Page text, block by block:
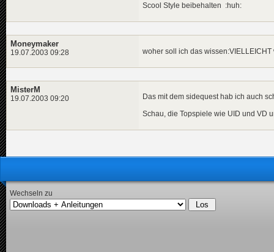
Scool Style beibehalten :huh:
Moneymaker
19.07.2003 09:28 woher soll ich das wissen:VIELLEICHT
MisterM
19.07.2003 09:20 Das mit dem sidequest hab ich auch
Schau, die Topspiele wie UID und VD
Wechseln zu